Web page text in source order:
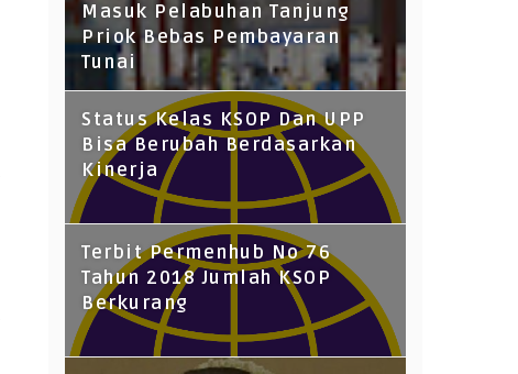
Masuk Pelabuhan Tanjung
Priok Bebas Pembayaran
Tunai
Status Kelas KSOP Dan UPP
Bisa Berubah Berdasarkan
Kinerja
Terbit Permenhub No 76
Tahun 2018 Jumlah KSOP
Berkurang